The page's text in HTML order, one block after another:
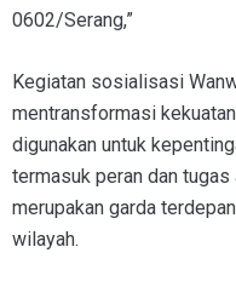
0602/Serang,”
Kegiatan sosialisasi
mentransformasi
digunakan untuk
termasuk peran dan
merupakan garda
wilayah.